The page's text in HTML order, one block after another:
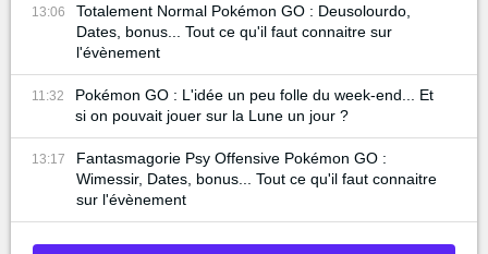
13:06
Totalement Normal Pokémon GO : Deusolourdo,
Dates, bonus... Tout ce qu'il faut connaitre sur
l'évènement
11:32
Pokémon GO : L'idée un peu folle du week-end... Et
si on pouvait jouer sur la Lune un jour ?
13:17
Fantasmagorie Psy Offensive Pokémon GO :
Wimessir, Dates, bonus... Tout ce qu'il faut connaitre
sur l'évènement